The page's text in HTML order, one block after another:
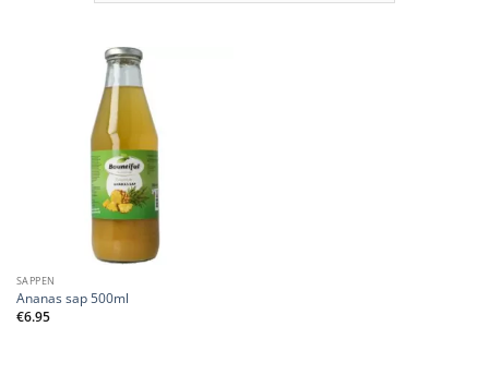
SAPPEN
Ananas sap 500ml
€6.95